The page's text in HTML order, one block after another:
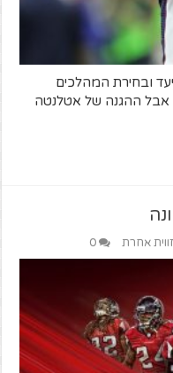
ובחירת המהלכים
אבל ההגנה של אטלנטה
זווית אחרת 0